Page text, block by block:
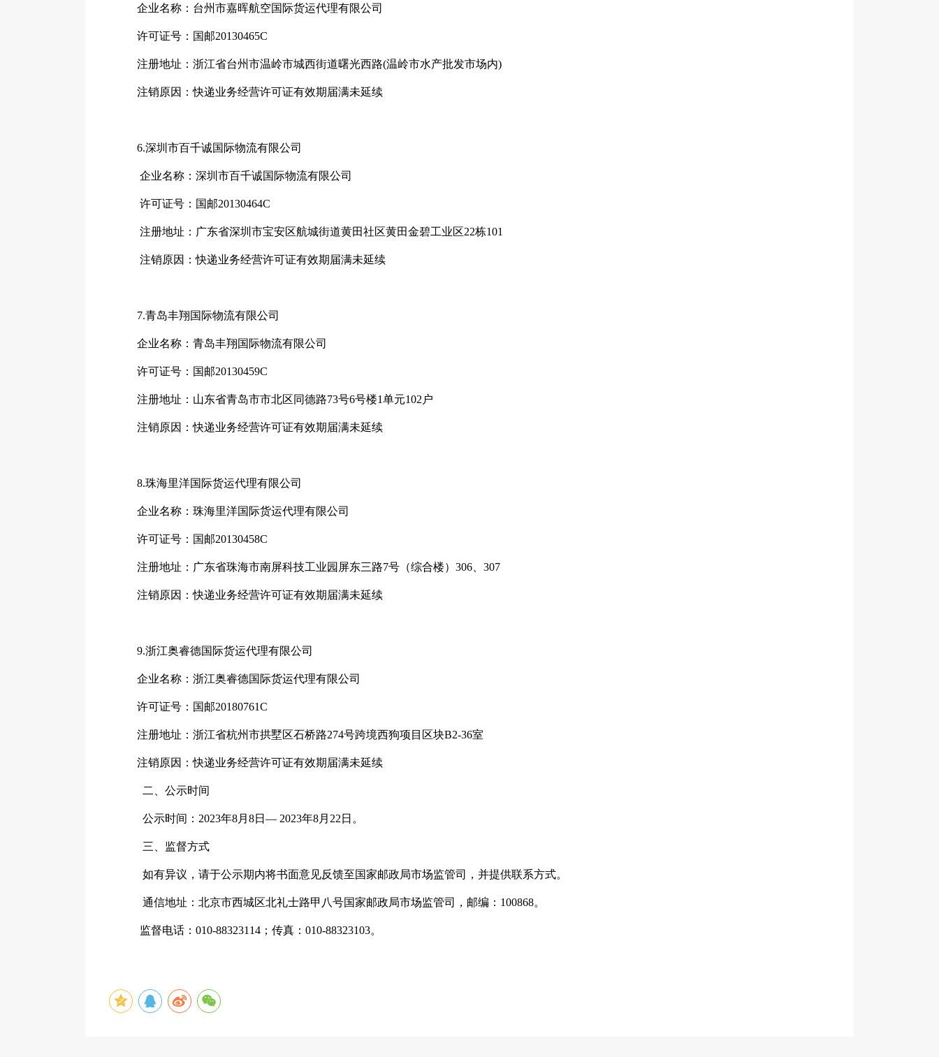
企业名称：台州市嘉晖航空国际货运代理有限公司
许可证号：国邮20130465C
注册地址：浙江省台州市温岭市城西街道曙光西路(温岭市水产批发市场内)
注销原因：快递业务经营许可证有效期届满未延续
6.深圳市百千诚国际物流有限公司
企业名称：深圳市百千诚国际物流有限公司
许可证号：国邮20130464C
注册地址：广东省深圳市宝安区航城街道黄田社区黄田金碧工业区22栋101
注销原因：快递业务经营许可证有效期届满未延续
7.青岛丰翔国际物流有限公司
企业名称：青岛丰翔国际物流有限公司
许可证号：国邮20130459C
注册地址：山东省青岛市市北区同德路73号6号楼1单元102户
注销原因：快递业务经营许可证有效期届满未延续
8.珠海里洋国际货运代理有限公司
企业名称：珠海里洋国际货运代理有限公司
许可证号：国邮20130458C
注册地址：广东省珠海市南屏科技工业园屏东三路7号（综合楼）306、307
注销原因：快递业务经营许可证有效期届满未延续
9.浙江奥睿德国际货运代理有限公司
企业名称：浙江奥睿德国际货运代理有限公司
许可证号：国邮20180761C
注册地址：浙江省杭州市拱墅区石桥路274号跨境西狗项目区块B2-36室
注销原因：快递业务经营许可证有效期届满未延续
二、公示时间
公示时间：2023年8月8日— 2023年8月22日。
三、监督方式
如有异议，请于公示期内将书面意见反馈至国家邮政局市场监管司，并提供联系方式。
通信地址：北京市西城区北礼士路甲八号国家邮政局市场监管司，邮编：100868。
监督电话：010-88323114；传真：010-88323103。